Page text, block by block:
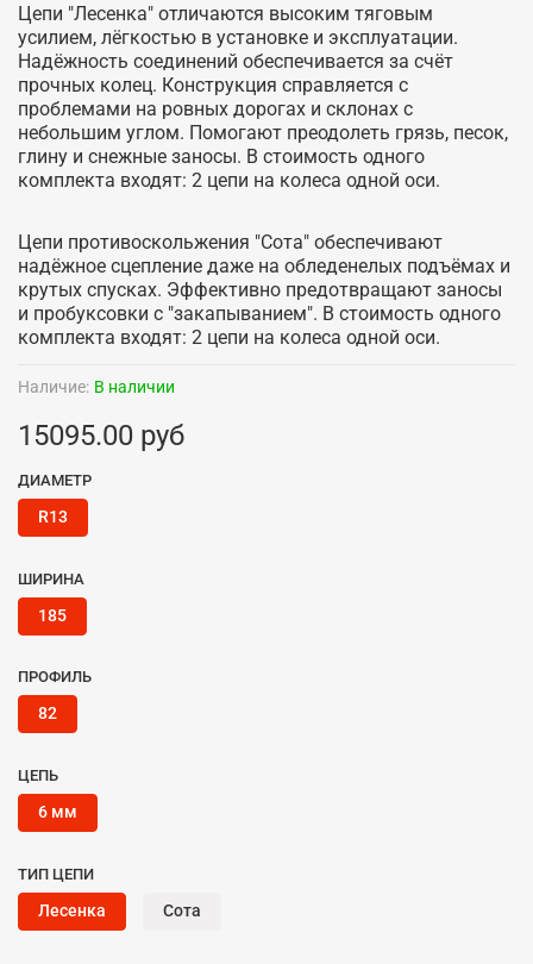
Наличие: В наличии
15095.00 руб
ДИАМЕТР
R13
ШИРИНА
185
ПРОФИЛЬ
82
ЦЕПЬ
6 мм
ТИП ЦЕПИ
Лесенка Сота
Цепи "Лесенка" отличаются высоким тяговым
усилием, лёгкостью в установке и эксплуатации.
Надёжность соединений обеспечивается за счёт
прочных колец. Конструкция справляется с
проблемами на ровных дорогах и склонах с
небольшим углом. Помогают преодолеть грязь, песок,
глину и снежные заносы. В стоимость одного
комплекта входят: 2 цепи на колеса одной оси.
Цепи противоскольжения "Сота" обеспечивают
надёжное сцепление даже на обледенелых подъёмах и
крутых спусках. Эффективно предотвращают заносы
и пробуксовки с "закапыванием". В стоимость одного
комплекта входят: 2 цепи на колеса одной оси.